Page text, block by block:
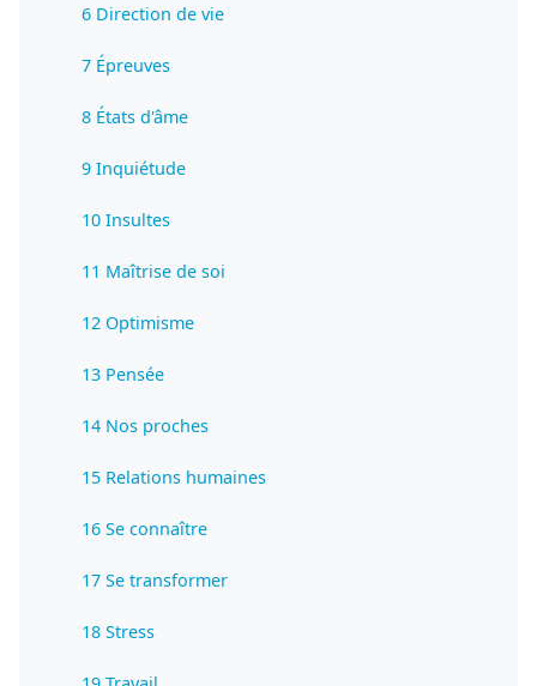
6 Direction de vie
7 Épreuves
8 États d'âme
9 Inquiétude
10 Insultes
11 Maîtrise de soi
12 Optimisme
13 Pensée
14 Nos proches
15 Relations humaines
16 Se connaître
17 Se transformer
18 Stress